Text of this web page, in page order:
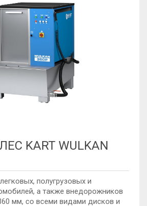
KART WULKAN
полугрузовых и
а также внедорожников
мм, со всеми видами дисков и